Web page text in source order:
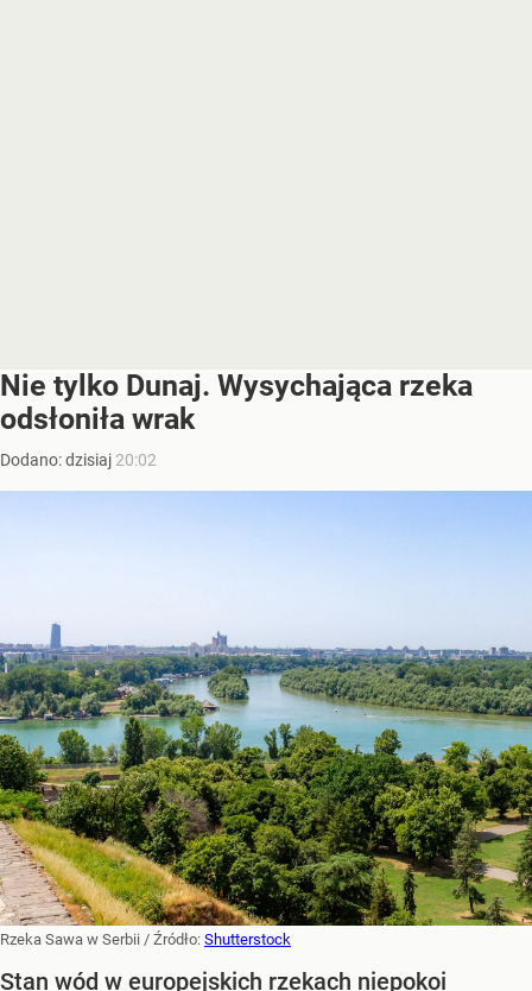
Nie tylko Dunaj. Wysychająca rzeka
odsłoniła wrak
Dodano:dzisiaj 20:02
Rzeka Sawa w Serbii / Źródło: Shutterstock
Stan wód w europejskich rzekach niepokoi